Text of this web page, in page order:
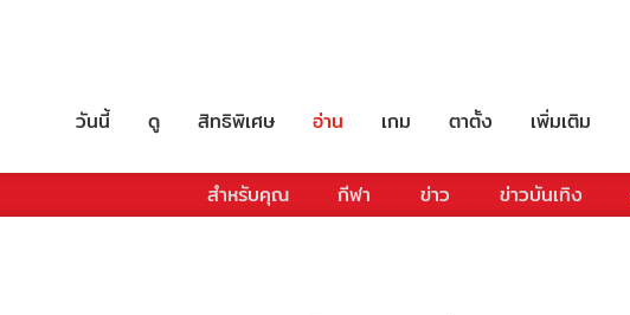
วันนี้ ดู สิทธิพิเศษ อ่าน เกม ตาตั้ง เพิ่มเติม
สำหรับคุณ กีฬา ข่าว ข่าวบันเทิง